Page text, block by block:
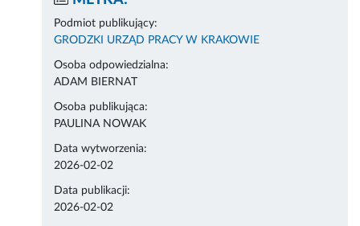
Podmiot publikujący:
GRODZKI URZĄD PRACY W KRAKOWIE
Osoba odpowiedzialna:
ADAM BIERNAT
Osoba publikująca:
PAULINA NOWAK
Data wytworzenia:
2026-02-02
Data publikacji:
2026-02-02